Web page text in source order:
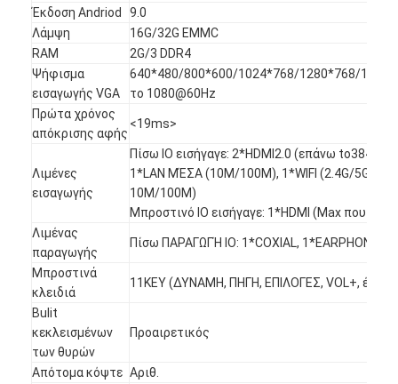
Αρχική Σελίδα
Προϊόντα
Βίντεο
Σχετικά με εμάς
Γύρος εργοστασίων
Ποιοτικός έλεγχος
επαφή
Νέα
Έκδοση Andriod
9.0
Λάμψη
16G/32G EMMC
RAM
2G/3 DDR4
Ψήφισμα
εισαγωγής VGA
640*480/800*600/1024*768/1280*768/
το 1080@60Hz
Πρώτα χρόνος
απόκρισης αφής
<19ms>
Λιμένες
εισαγωγής
Πίσω IO εισήγαγε: 2*HDMI2.0 (επάνω
1*LAN ΜΈΣΑ (10M/100M), 1*WIFI (2.4G/5G),
10M/100M)
Μπροστινό IO εισήγαγε: 1*HDMI (Max που
Λιμένας
παραγωγής
Πίσω ΠΑΡΑΓΩΓΉ IO: 1*COXIAL, 1*EARPHONE
Μπροστινά
κλειδιά
11KEY (ΔΥΝΑΜΗ, ΠΗΓΗ, ΕΠΙΛΟΓΕΣ, VOL+,
Bulit
κεκλεισμένων
των θυρών
Προαιρετικός
Απότομα κόψτε Αριθ.